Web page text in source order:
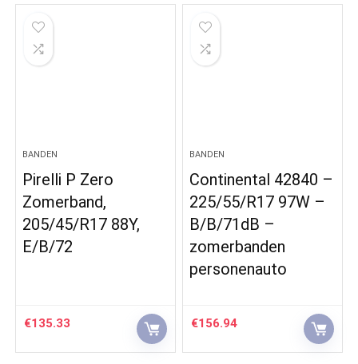
BANDEN
Pirelli P Zero
Zomerband,
205/45/R17 88Y,
E/B/72
€135.33
BANDEN
Continental 42840 –
225/55/R17 97W –
B/B/71dB –
zomerbanden
personenauto
€156.94